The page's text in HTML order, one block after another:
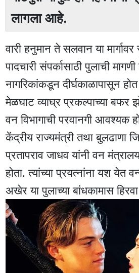
लागला आहे.
वारी हनुमान ते सलवान या
पादचारी संपर्कासाठी पुलाची
नागरिकांकडून दीर्घकाळापासून
मेळघाट व्याघ्र प्रकल्पाच्या बफर
वन विभागाची परवानगी आवश्यक
केंद्रीय राज्यमंत्री तथा बुलढाणा
प्रतापराव जाधव यांनी वन
होता. त्यांच्या प्रयत्नांना यश येत
अखेर या पुलाच्या बांधकामास